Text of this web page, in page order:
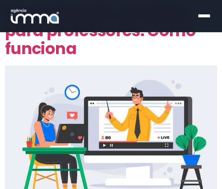
Marketing de conteúdo
para professores: Como
funciona